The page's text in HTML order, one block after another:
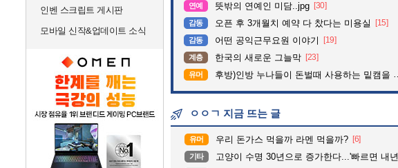
인벤 스크립트 게시판
모바일 신작&업데이트 소식
연예 뜻밖의 연예인 미담..jpg [30]
감동 오픈 후 3개월치 예약 다 찼다는 미용실 [15]
감동 어떤 공익근무요원 이야기 [19]
계층 한국의 새로운 그늘막 [23]
유머 후방)인방 누나들이 돈벌때 사용하는 밑캠을 알아보자
ㅇㅇㄱ 지금 뜨는 글
유머 우리 돈가스 먹을까 라멘 먹을까? [6]
기타 고양이 수명 30년으로 증가한다...'빠르면 내년부터 상용화'